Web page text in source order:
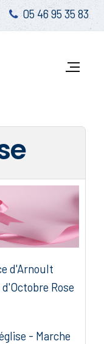
05 46 95 35 83
d'Arnoult
Rose
- Marche